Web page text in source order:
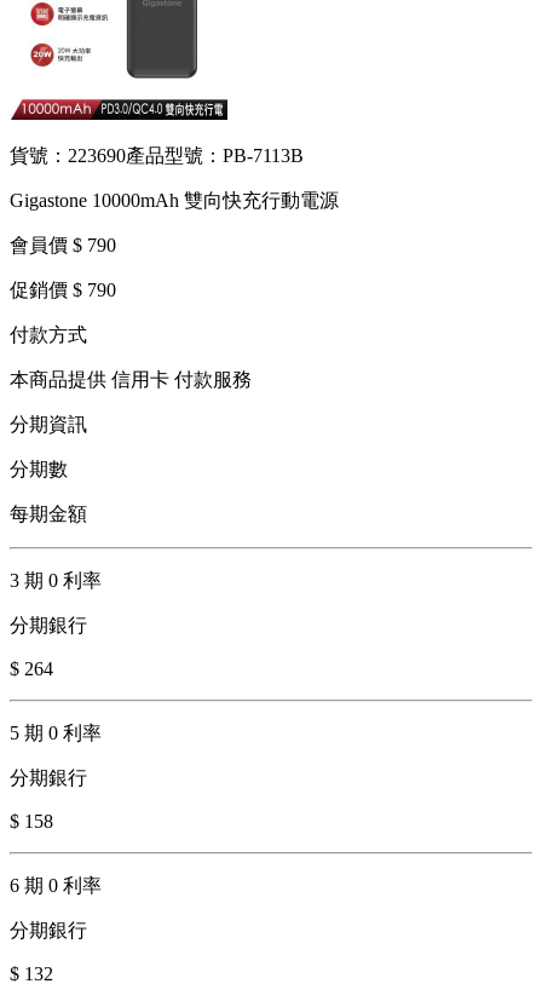
貨號：223690產品型號：PB-7113B
Gigastone 10000mAh 雙向快充行動電源
會員價 $ 790
促銷價 $ 790
付款方式
本商品提供 信用卡 付款服務
分期資訊
分期數
每期金額
3 期 0 利率
分期銀行
$ 264
5 期 0 利率
分期銀行
$ 158
6 期 0 利率
分期銀行
$ 132